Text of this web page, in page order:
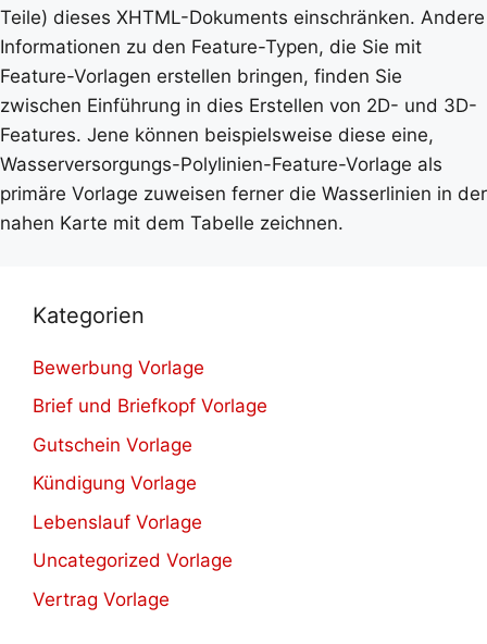
Teile) dieses XHTML-Dokuments einschränken. Andere
Informationen zu den Feature-Typen, die Sie mit
Feature-Vorlagen erstellen bringen, finden Sie
zwischen Einführung in dies Erstellen von 2D- und 3D-
Features. Jene können beispielsweise diese eine,
Wasserversorgungs-Polylinien-Feature-Vorlage als
primäre Vorlage zuweisen ferner die Wasserlinien in der
nahen Karte mit dem Tabelle zeichnen.
Kategorien
Bewerbung Vorlage
Brief und Briefkopf Vorlage
Gutschein Vorlage
Kündigung Vorlage
Lebenslauf Vorlage
Uncategorized Vorlage
Vertrag Vorlage